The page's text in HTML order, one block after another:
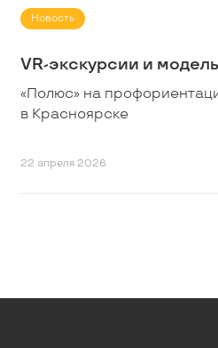
Новость
VR-экскурсии и
«Полюс» на
в Красноярске
22 апреля 2026